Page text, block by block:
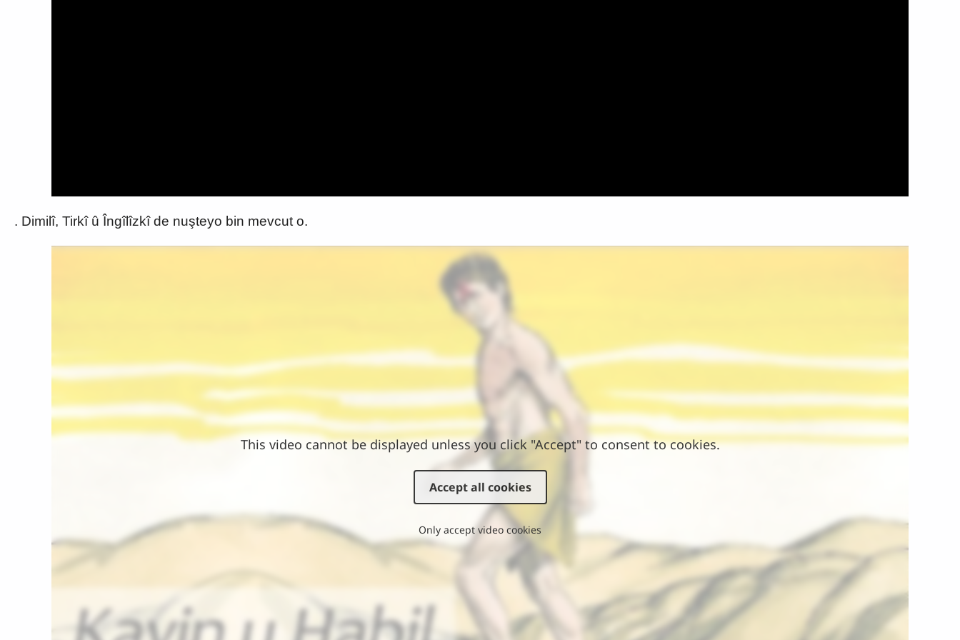
. Dimilî, Tirkî û Îngîlîzkî de nuşteyo bin mevcut o.
This video cannot be displayed unless you click "Accept" to consent to cookies.
Accept all cookies
Only accept video cookies